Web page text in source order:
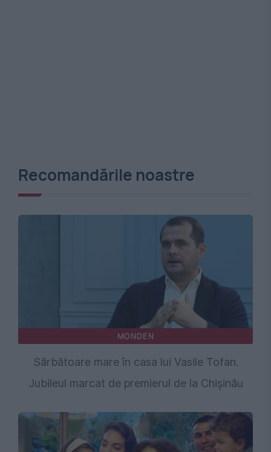
Recomandările noastre
MONDEN
Sărbătoare mare în casa lui Vasile Tofan.
Jubileul marcat de premierul de la Chişinău